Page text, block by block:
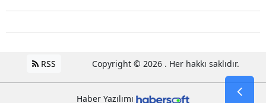
RSS Copyright © 2026 . Her hakkı saklıdır.
Haber Yazılımı